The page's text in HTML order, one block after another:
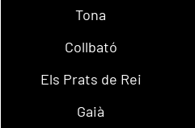
Tona
Collbató
Els Prats de Rei
Gaià